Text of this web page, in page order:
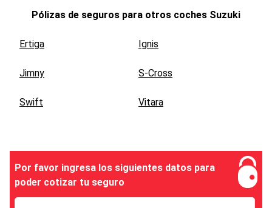
Pólizas de seguros para otros coches Suzuki
Ertiga Ignis
Jimny S-Cross
Swift Vitara
Por favor ingresa los siguientes datos para
poder cotizar tu seguro